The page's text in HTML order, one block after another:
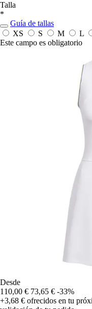
Talla
*
Guía de tallas
XS
S M L
Este campo es obligatorio
Desde
110,00 € 73,65 € -33%
+3,68 € ofrecidos en tu